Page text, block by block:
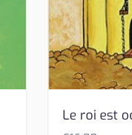
Le roi est